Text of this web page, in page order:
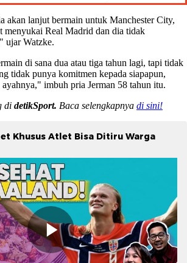
akan lanjut bermain untuk Manchester City,
menyukai Real Madrid dan dia tidak
ujar Watzke.
di sana dua atau tiga tahun lagi, tapi tidak
tidak punya komitmen kepada siapapun,
imbuh pria Jerman 58 tahun itu.
di detikSport. Baca selengkapnya di sini!
Khusus Atlet Bisa Ditiru Warga